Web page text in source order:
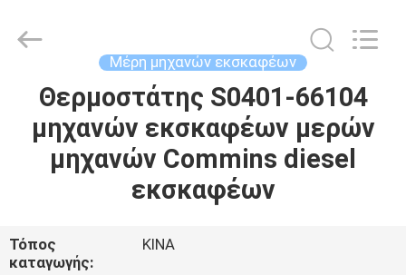
ΣΠΊΤΙ
ΠΡΟΪΌΝΤΑ
ΕΜΕΊΣ
Trade
Reserved.
Μέρη μηχανών εκσκαφέων
Θερμοστάτης S0401-66104
μηχανών εκσκαφέων μερών
μηχανών Commins diesel
εκσκαφέων
Τόπος
καταγωγής:
ΚΙΝΑ